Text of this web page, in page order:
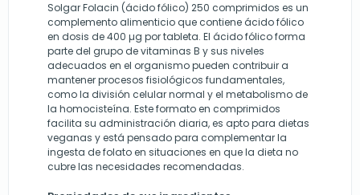
Solgar Folacin (ácido fólico) 250 comprimidos es un
complemento alimenticio que contiene ácido fólico
en dosis de 400 µg por tableta. El ácido fólico forma
parte del grupo de vitaminas B y sus niveles
adecuados en el organismo pueden contribuir a
mantener procesos fisiológicos fundamentales,
como la división celular normal y el metabolismo de
la homocisteína. Este formato en comprimidos
facilita su administración diaria, es apto para dietas
veganas y está pensado para complementar la
ingesta de folato en situaciones en que la dieta no
cubre las necesidades recomendadas.